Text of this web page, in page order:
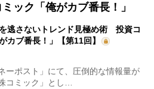
ック「俺がカブ番長！」
を逃さないトレンド見極め術 投資コ
カブ番長！」【第11回】
ーポスト」にて、圧倒的な情報量が
コミック」とし…